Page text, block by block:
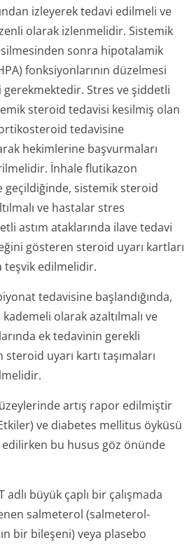
izleyerek tedavi edilmeli ve
olarak izlenmelidir. Sistemik
sonra hipotalamik
fonksiyonlarının düzelmesi
gerekmektedir. Stres ve şiddetli
steroid tedavisi kesilmiş olan
tedavisine
hekimlerine başvurmaları
İnhale flutikazon
sistemik steroid
ve hastalar stres
astım ataklarında ilave tedavi
gösteren steroid uyarı kartları
teşvik edilmelidir.
tedavisine başlandığında,
olarak azaltılmalı ve
ek tedavinin gerekli
uyarı kartı taşımaları
artış rapor edilmiştir
ve diabetes mellitus öyküsü
bu husus göz önünde
adlı büyük çaplı bir çalışmada
salmeterol (salmeterol-
bir bileşeni) veya plasebo